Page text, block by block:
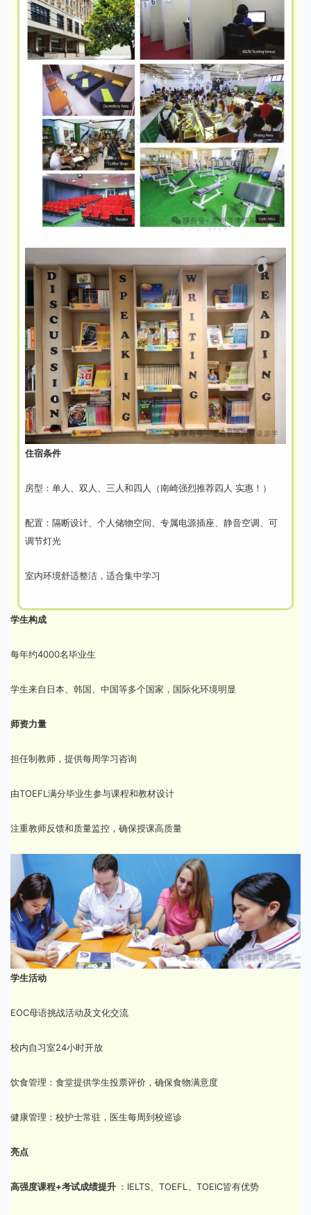
住宿条件
房型：单人、双人、三人和四人（南崎强烈推荐四人 实惠！）
配置：隔断设计、个人储物空间、专属电源插座、静音空调、可
调节灯光
室内环境舒适整洁，适合集中学习
学生构成
每年约4000名毕业生
学生来自日本、韩国、中国等多个国家，国际化环境明显
师资力量
担任制教师，提供每周学习咨询
由TOEFL满分毕业生参与课程和教材设计
注重教师反馈和质量监控，确保授课高质量
学生活动
EOC母语挑战活动及文化交流
校内自习室24小时开放
饮食管理：食堂提供学生投票评价，确保食物满意度
健康管理：校护士常驻，医生每周到校巡诊
亮点
高强度课程+考试成绩提升 ：IELTS、TOEFL、TOEIC皆有优势